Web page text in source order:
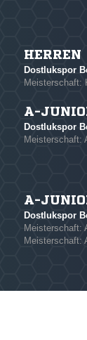
* Pflichtfelder
HERREN
Dostlukspor
Meisterschaft:
A-
Dostlukspor
Meisterschaft:
A-
Dostlukspor
Meisterschaft:
Meisterschaft: